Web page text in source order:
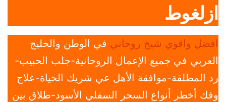
ازلغوط
افضل واقوي شيخ روحاني في الوطن والخليج
العربي في جميع الإعمال الروحانية-جلب الحبيب-
رد المطلقة-موافقة الأهل عي شريك الحياة-علاج
وفك أخطر أنواع السحر السفلي الأسود-طلاق بين